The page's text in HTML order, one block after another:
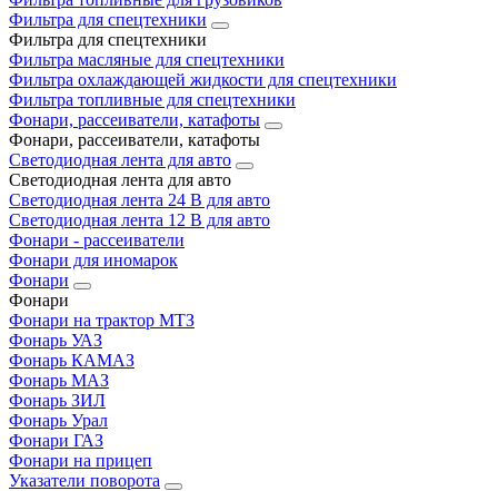
Фильтра для спецтехники
Фильтра для спецтехники
Фильтра масляные для спецтехники
Фильтра охлаждающей жидкости для спецтехники
Фильтра топливные для спецтехники
Фонари, рассеиватели, катафоты
Фонари, рассеиватели, катафоты
Светодиодная лента для авто
Светодиодная лента для авто
Светодиодная лента 24 В для авто
Светодиодная лента 12 В для авто
Фонари - рассеиватели
Фонари для иномарок
Фонари
Фонари
Фонари на трактор МТЗ
Фонарь УАЗ
Фонарь КАМАЗ
Фонарь МАЗ
Фонарь ЗИЛ
Фонарь Урал
Фонари ГАЗ
Фонари на прицеп
Указатели поворота